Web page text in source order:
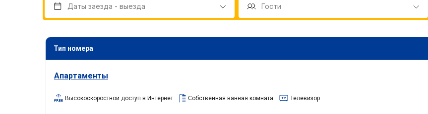
Тип номера
Апартаменты
Высокоскоростной доступ в Интернет Собственная ванная комната Телевизор